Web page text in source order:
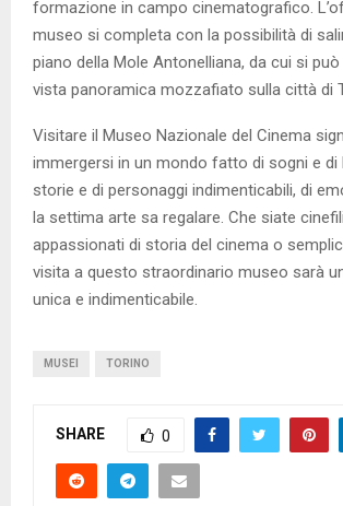
formazione in campo cinematografico.
museo si completa con la possibilità di
piano della Mole Antonelliana, da cui si
vista panoramica mozzafiato sulla città di
Visitare il Museo Nazionale del Cinema
immergersi in un mondo fatto di sogni e di
storie e di personaggi indimenticabili, di
la settima arte sa regalare. Che siate
appassionati di storia del cinema o
visita a questo straordinario museo sarà
unica e indimenticabile.
MUSEI TORINO
SHARE 0